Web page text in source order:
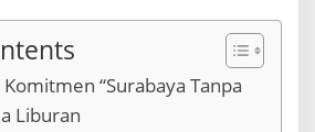
“Surabaya Tanpa
Liburan